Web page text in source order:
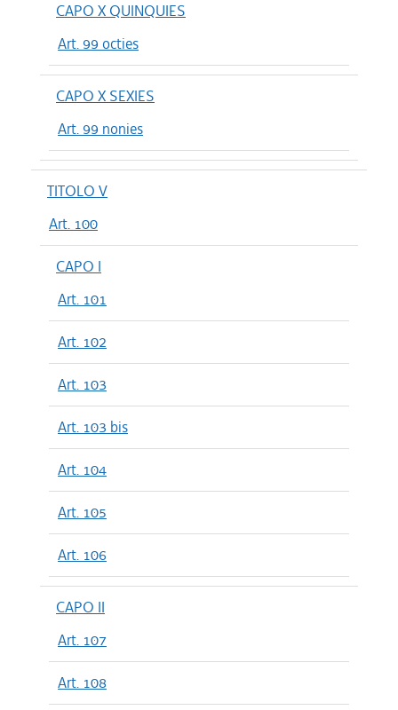
CAPO X QUINQUIES
Art. 99 octies
CAPO X SEXIES
Art. 99 nonies
TITOLO V
Art. 100
CAPO I
Art. 101
Art. 102
Art. 103
Art. 103 bis
Art. 104
Art. 105
Art. 106
CAPO II
Art. 107
Art. 108